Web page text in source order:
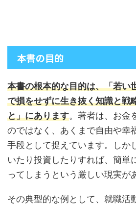
本書の目的
本書の根本的な目的は、「若い
で損をせずに生き抜く知識と戦
と」にあります。著者は、お金
のではなく、あくまで自由や幸
手段として捉えています。しか
いたり投資したりすれば、簡単
ってしまうという厳しい現実が
その典型的な例として、就職活